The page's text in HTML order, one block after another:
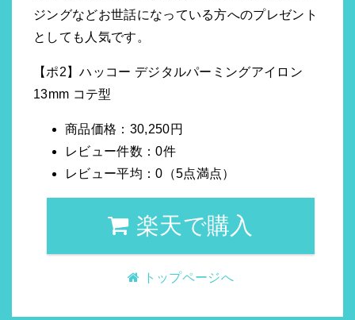
ジングなどお世話になっている方へのプレゼント
としても人気です。
【ポ2】ハッコー デジタルパーミングアイロン
13mm コテ型
商品価格：30,250円
レビュー件数：0件
レビュー平均：0（5点満点）
楽天で購入
トップページへ